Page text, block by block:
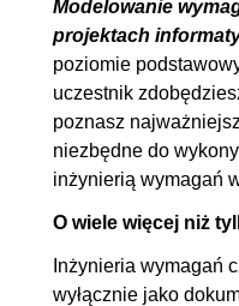
4.9. Modelowanie
4.10. Jakość modelu
4.11. Architektura
5. Zarządzanie
5.1. Podejście do
zarządzania
Modelowanie
projektach
poziomie
uczestnik
poznasz
niezbędne do
inżynierią wymagań
O wiele więcej niż
Inżynieria wymagań
wyłącznie jako